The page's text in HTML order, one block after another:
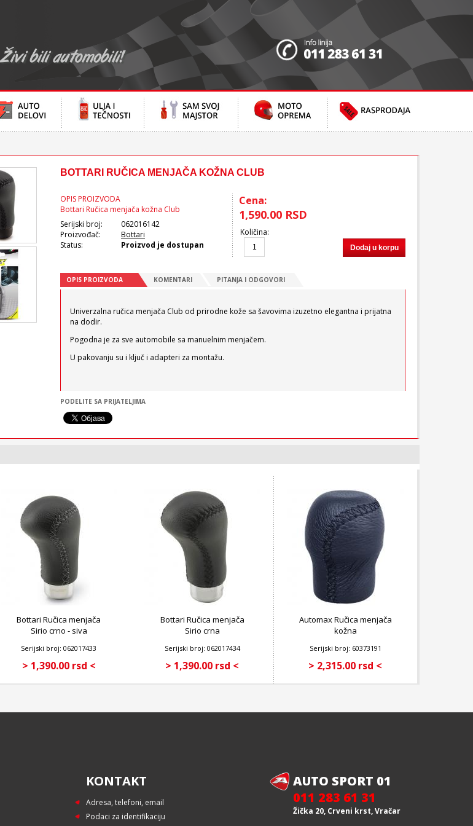
BOTTARI RUČICA MENJAČA KOŽNA CLUB
OPIS PROIZVODA
Bottari Ručica menjača kožna Club
Serijski broj:
062016142
Proizvođač:
Bottari
Status:
Proizvod je dostupan
Cena:
1,590.00 RSD
Količina:
Dodaj u korpu
OPIS PROIZVODA KOMENTARI PITANJA I ODGOVORI
Univerzalna ručica menjača Club od prirodne kože sa šavovima izuzetno elegantna i prijatna
na dodir.
Pogodna je za sve automobile sa manuelnim menjačem.
U pakovanju su i ključ i adapteri za montažu.
PODELITE SA PRIJATELJIMA
Bottari Ručica menjača
Sirio crno - siva
Serijski broj: 062017433
> 1,390.00 rsd <
Bottari Ručica menjača
Sirio crna
Serijski broj: 062017434
> 1,390.00 rsd <
Automax Ručica menjača
kožna
Serijski broj: 60373191
> 2,315.00 rsd <
KONTAKT
Adresa, telefoni, email
Podaci za identifikaciju
AUTO SPORT 01
011 283 61 31
Žička 20, Crveni krst, Vračar